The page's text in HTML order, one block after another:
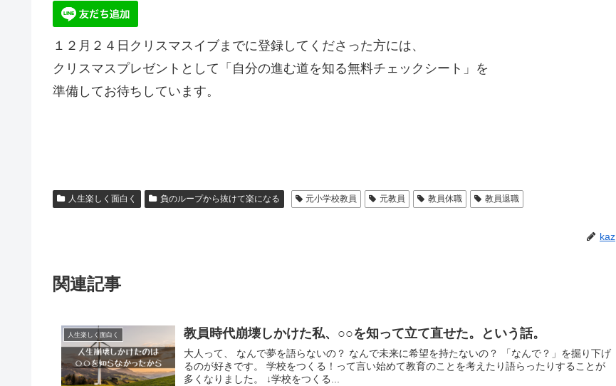
１２月２４日クリスマスイブまでに登録してくださった方には、
クリスマスプレゼントとして「自分の進む道を知る無料チェックシート」を
準備してお待ちしています。
人生楽しく面白く 負のループから抜けて楽になる 元小学校教員 元教員 教員休職 教員退職
kaz
関連記事
人生楽しく面白く 教員時代崩壊しかけた私、○○を知って立て直せた。という話。
大人って、 なんで夢を語らないの？ なんで未来に希望を持たないの？ 「なんで？」を掘り下げ
るのが好きです。 学校をつくる！って言い始めて教育のことを考えたり語らったりすることが
多くなりました。 ↓学校をつくる...